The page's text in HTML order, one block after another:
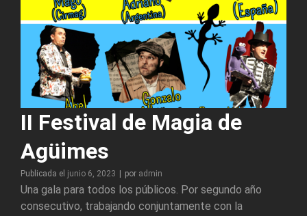
II Festival de Magia de
Agüimes
Publicada el junio 6, 2023 | por Byline
admin
Una gala para todos los públicos. Por segundo año
consecutivo, trabajando conjuntamente con la